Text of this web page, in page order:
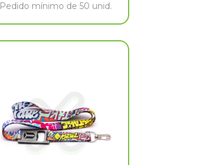
Pedido mínimo de 50 unid.